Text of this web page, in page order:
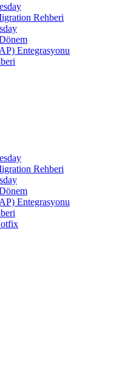
Rehberi
Entegrasyonu
Rehberi
Entegrasyonu